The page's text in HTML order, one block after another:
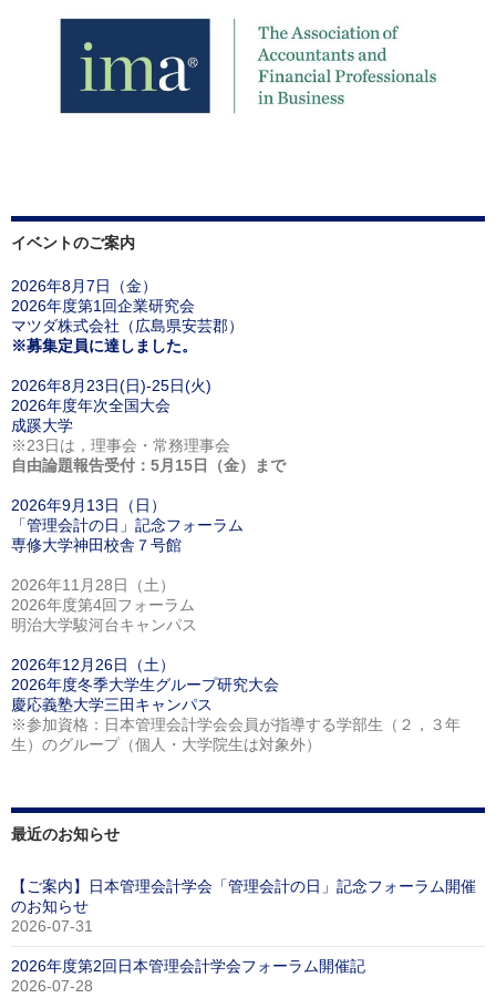
イベントのご案内
2026年8月7日（金）
2026年度第1回企業研究会
マツダ株式会社（広島県安芸郡）
※募集定員に達しました。
2026年8月23日(日)-25日(火)
2026年度年次全国大会
成蹊大学
※23日は，理事会・常務理事会
自由論題報告受付：5月15日（金）まで
2026年9月13日（日）
「管理会計の日」記念フォーラム
専修大学神田校舎７号館
2026年11月28日（土）
2026年度第4回フォーラム
明治大学駿河台キャンパス
2026年12月26日（土）
2026年度冬季大学生グループ研究大会
慶応義塾大学三田キャンパス
※参加資格：日本管理会計学会会員が指導する学部生（２，３年
生）のグループ（個人・大学院生は対象外）
最近のお知らせ
【ご案内】日本管理会計学会「管理会計の日」記念フォーラム開催
のお知らせ
2026-07-31
2026年度第2回日本管理会計学会フォーラム開催記
2026-07-28